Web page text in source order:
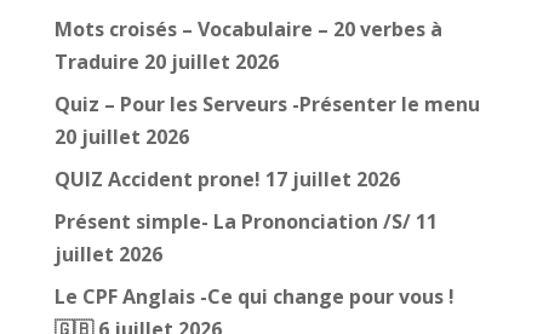
Mots croisés – Vocabulaire – 20 verbes à
Traduire 20 juillet 2026
Quiz – Pour les Serveurs -Présenter le menu
20 juillet 2026
QUIZ Accident prone! 17 juillet 2026
Présent simple- La Prononciation /S/ 11
juillet 2026
Le CPF Anglais -Ce qui change pour vous !